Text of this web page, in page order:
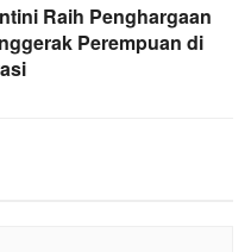
Raih Penghargaan
Perempuan di